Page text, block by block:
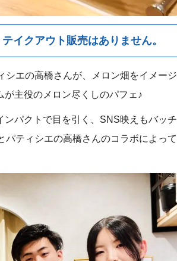
クアウト販売はありません。
シエの高橋さんが、メロン畑をイメージ
主役のメロン尽くしのパフェ♪
パクトで目を引く、SNS映えもバッチ
パティシエの高橋さんのコラボによって